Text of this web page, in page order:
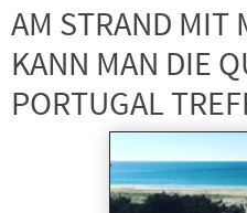
AM STRAND MIT
KANN MAN DIE
PORTUGAL